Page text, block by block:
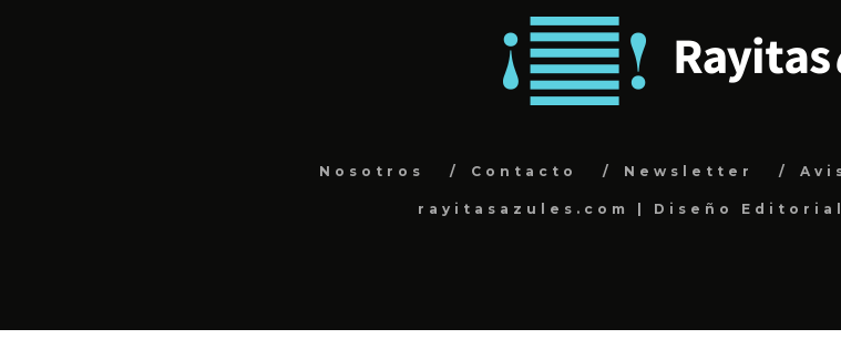
Nosotros Contacto Newsletter
rayitasazules.com | Diseño